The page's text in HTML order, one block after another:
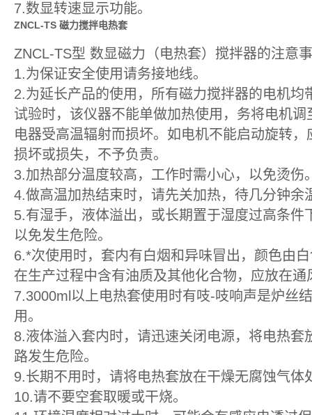
7.数显转速显示功能。
ZNCL-TS 磁力搅拌电热套
ZNCL-TS型 数显磁力（电热套）搅拌器的注意
1.为保证安全使用请务接地线。
2.为延长产品的使用，所有磁力搅拌器的电机
试验时，该仪器不能单做加热使用，务将电机
电器受高温辐射而损坏。如电机不能启动旋转
损坏或损失，不予负责。
3.加热部分温度较高，工作时需小心，以免烫伤
4.做高温加热结束时，请先关加热，待几分钟余
5.有湿手，液体溢出，或长期置于湿度过高条
以免发生危险。
6.*次使用时，套内有白烟和异味冒出，颜色由
在生产过程中含有油质及其他化合物，应放在
7.3000ml以上电热套使用时有吱-吱响声是炉丝
用。
8.液体溢入套内时，请迅速关闭电源，将电热
路发生危险。
9.长期不用时，请将电热套放在干燥无腐蚀气体
10.请不要空套取暖或干烧。